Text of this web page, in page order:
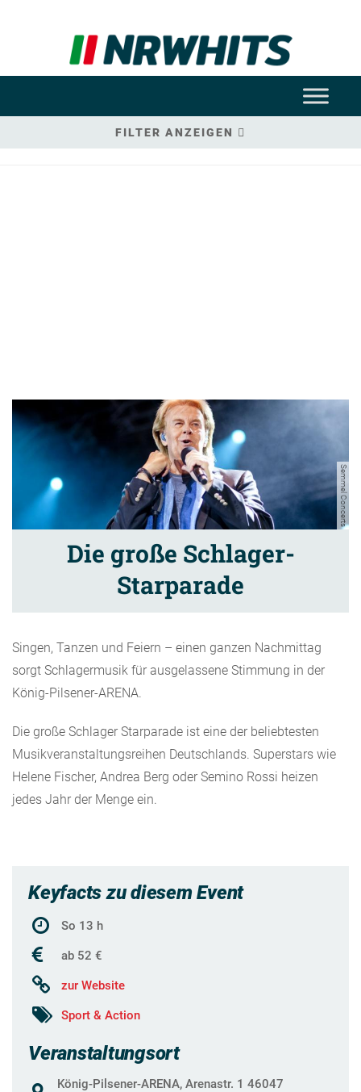
FILTER ANZEIGEN
Semmel Concerts
Die große Schlager-
Starparade
Singen, Tanzen und Feiern – einen ganzen Nachmittag
sorgt Schlagermusik für ausgelassene Stimmung in der
König-Pilsener-ARENA.
Die große Schlager Starparade ist eine der beliebtesten
Musikveranstaltungsreihen Deutschlands. Superstars wie
Helene Fischer, Andrea Berg oder Semino Rossi heizen
jedes Jahr der Menge ein.
Keyfacts zu diesem Event
So 13 h
ab 52 €
zur Website
Sport & Action
Veranstaltungsort
König-Pilsener-ARENA, Arenastr. 1 46047